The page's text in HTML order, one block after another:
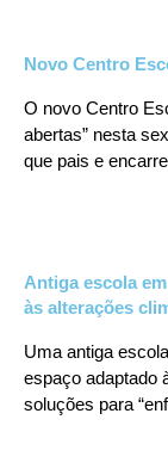
Novo Centro
O novo Centro
abertas” nesta
que pais e
Antiga escola
às alterações
Uma antiga
espaço adaptado
soluções para